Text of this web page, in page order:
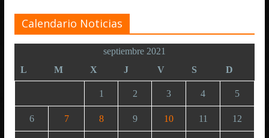
Calendario Noticias
septiembre 2021
L
M X J V S D
1 2 3 4 5
6 7 8 9 10 11 12